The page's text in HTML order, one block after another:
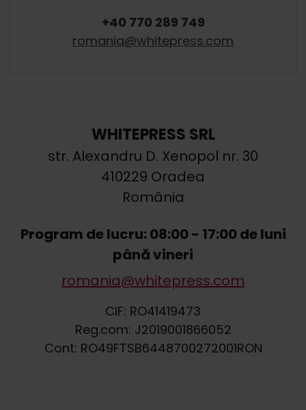
+40 770 289 749
romania@whitepress.com
WHITEPRESS SRL
str. Alexandru D. Xenopol nr. 30
410229 Oradea
România
Program de lucru: 08:00 - 17:00 de luni
până vineri
romania@whitepress.com
CIF: RO41419473
Reg.com: J2019001866052
Cont: RO49FTSB6448700272001RON